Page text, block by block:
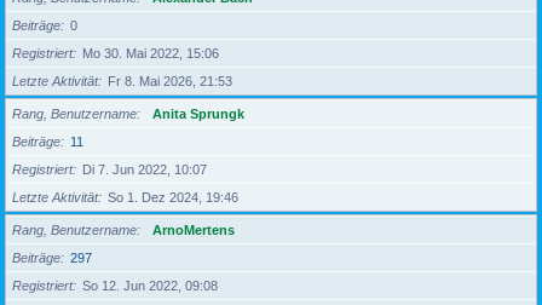
Beiträge
0
Registriert
Mo 30. Mai 2022, 15:06
Letzte Aktivität
Fr 8. Mai 2026, 21:53
Rang, Benutzername
Anita Sprungk
Beiträge
11
Registriert
Di 7. Jun 2022, 10:07
Letzte Aktivität
So 1. Dez 2024, 19:46
Rang, Benutzername
ArnoMertens
Beiträge
297
Registriert
So 12. Jun 2022, 09:08